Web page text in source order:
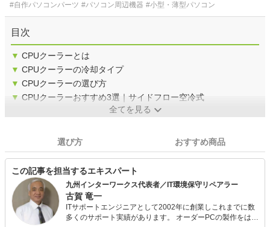
#自作パソコンパーツ #パソコン周辺機器 #小型・薄型パソコン
目次
▼ CPUクーラーとは
▼ CPUクーラーの冷却タイプ
▼ CPUクーラーの選び方
▼ CPUクーラーおすすめ3選｜サイドフロー空冷式
全てを見る
選び方 おすすめ商品
この記事を担当するエキスパート
九州インターワークス代表者／IT環境保守リペアラー
古賀 竜一
ITサポートエンジニアとして2002年に創業しこれまでに数
多くのサポート実績があります。 オーダーPCの製作をはじ